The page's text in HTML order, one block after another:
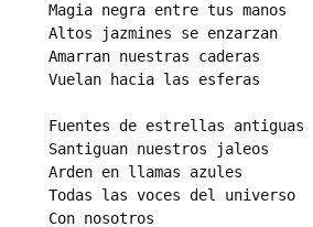
Magia negra entre tus manos
Altos jazmines se enzarzan
Amarran nuestras caderas
Vuelan hacia las esferas
Fuentes de estrellas antiguas
Santiguan nuestros jaleos
Arden en llamas azules
Todas las voces del universo
Con nosotros